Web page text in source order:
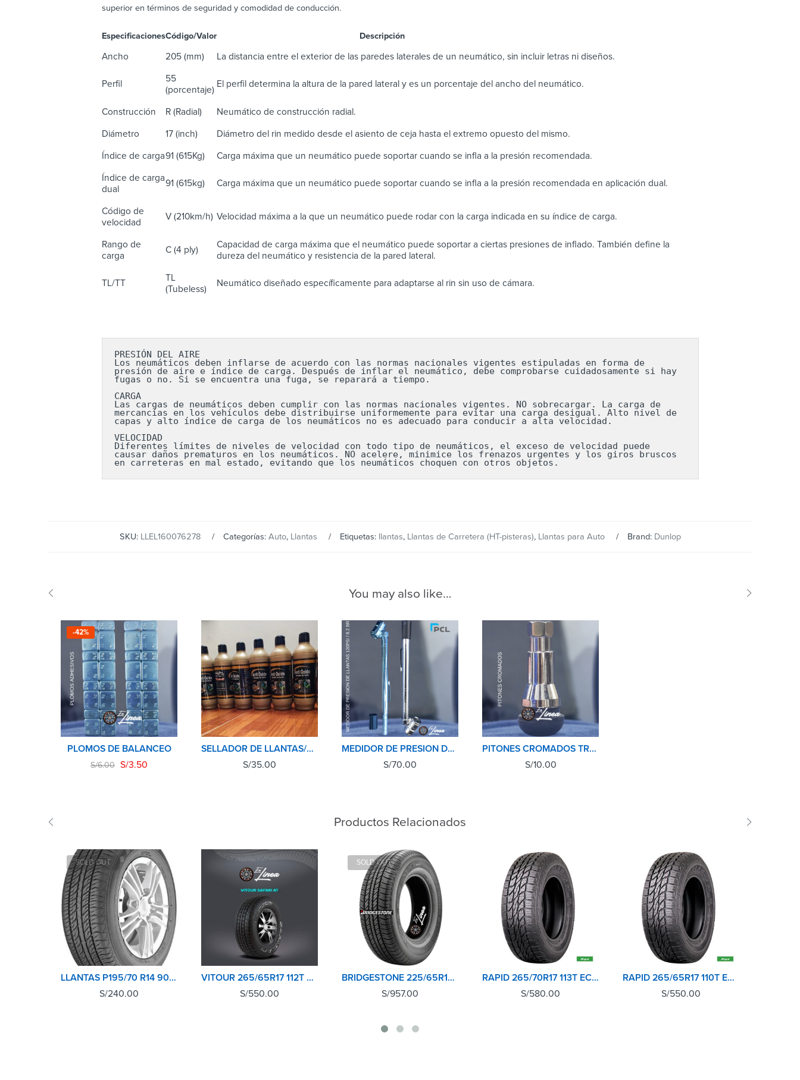
superior en términos de seguridad y comodidad de conducción.
EspecificacionesCódigo/ValorDescripción
Ancho 205 (mm) La distancia entre el exterior de las paredes laterales de un neumático, sin incluir letras ni diseños.
Perfil
55
(porcentaje)
El perfil determina la altura de la pared lateral y es un porcentaje del ancho del neumático.
Construcción R (Radial) Neumático de construcción radial.
Diámetro 17 (inch) Diámetro del rin medido desde el asiento de ceja hasta el extremo opuesto del mismo.
Índice de carga91 (615Kg) Carga máxima que un neumático puede soportar cuando se infla a la presión recomendada.
Índice de carga
dual
91 (615kg) Carga máxima que un neumático puede soportar cuando se infla a la presión recomendada en aplicación dual.
Código de
velocidad
V (210km/h) Velocidad máxima a la que un neumático puede rodar con la carga indicada en su índice de carga.
Rango de
carga
C (4 ply)
Capacidad de carga máxima que el neumático puede soportar a ciertas presiones de inflado. También define la
dureza del neumático y resistencia de la pared lateral.
TL/TT
TL
(Tubeless)
Neumático diseñado específicamente para adaptarse al rin sin uso de cámara.
PRESIÓN DEL AIRE
Los neumáticos deben inflarse de acuerdo con las normas nacionales vigentes estipuladas en forma de
presión de aire e índice de carga. Después de inflar el neumático, debe comprobarse cuidadosamente si hay
fugas o no. Si se encuentra una fuga, se reparará a tiempo.
CARGA
Las cargas de neumáticos deben cumplir con las normas nacionales vigentes. NO sobrecargar. La carga de
mercancías en los vehículos debe distribuirse uniformemente para evitar una carga desigual. Alto nivel de
capas y alto índice de carga de los neumáticos no es adecuado para conducir a alta velocidad.
VELOCIDAD
Diferentes límites de niveles de velocidad con todo tipo de neumáticos, el exceso de velocidad puede
causar daños prematuros en los neumáticos. NO acelere, minimice los frenazos urgentes y los giros bruscos
en carreteras en mal estado, evitando que los neumáticos choquen con otros objetos.
SKU: LLEL160076278 Categorías: Auto, Llantas Etiquetas: llantas, Llantas de Carretera (HT-pisteras), Llantas para Auto Brand: Dunlop
You may also like…
-42%
PLOMOS DE BALANCEO
S/6.00 S/3.50
SELLADOR DE LLANTAS/ANTIPINCHASO 500ML CUBULL
S/35.00
MEDIDOR DE PRESION DE NEUMATICOS(LLANTAS) PCL
S/70.00
PITONES CROMADOS TR413C AUTO-CAMIONETA
S/10.00
Productos Relacionados
SOLD OUT
LLANTAS P195/70 R14 90T HTR T4 M+S SUMITOMO
S/240.00
VITOUR 265/65R17 112T SAFARI ATX
S/550.00
SOLD OUT
BRIDGESTONE 225/65R17 102T DUELER H/T 684II
S/957.00
RAPID 265/70R17 113T ECOLANDER AT
S/580.00
RAPID 265/65R17 110T ECOLANDER AT
S/550.00